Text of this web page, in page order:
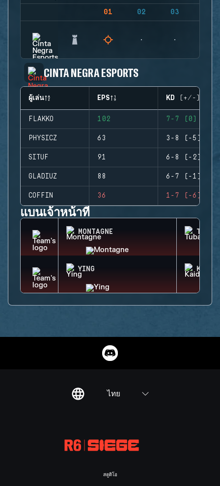
01 02 03
CINTA NEGRA ESPORTS
ผู้เล่น EPS KD (+/-)
FLAKKO 102 7-7 (0)
PHYSICZ 63 3-8 (-5)
SITUF 91 6-8 (-2)
GLADIUZ 88 6-7 (-1)
COFFIN 36 1-7 (-6)
แบนเจ้าหน้าที่
MONTAGNE
YING KAID
ไทย
สตูดิโอ